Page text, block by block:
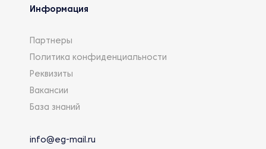
Информация
Партнеры
Политика конфиденциальности
Реквизиты
Вакансии
База знаний
info@eg-mail.ru